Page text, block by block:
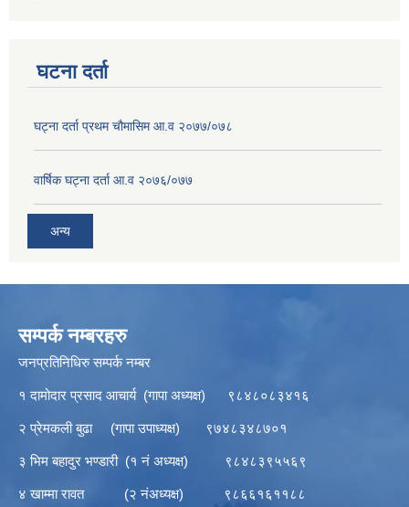
घटना दर्ता
घट्ना दर्ता प्रथम चौमासिम आ.व २०७७/०७८
वार्षिक घट्ना दर्ता आ.व २०७६/०७७
अन्य
सम्पर्क नम्बरहरु
जनप्रतिनिधिरु सम्पर्क नम्बर
१ दामोदार प्रसाद आचार्य (गापा अध्यक्ष) ९८४८०८३४१६
२ प्रेमकली बुढा (गापा उपाध्यक्ष) ९७४८३४८७०१
३ भिम बहादुर भण्डारी (१ नं अध्यक्ष) ९८४८३९५५६९
४ खाम्मा रावत (२ नंअध्यक्ष) ९८६६१६११८८